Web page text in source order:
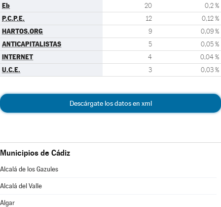
Eb 20 0,2 %
P.C.P.E. 12 0,12 %
HARTOS.ORG 9 0,09 %
ANTICAPITALISTAS 5 0,05 %
INTERNET 4 0,04 %
U.C.E. 3 0,03 %
Descárgate los datos en xml
Municipios de Cádiz
Alcalá de los Gazules
Alcalá del Valle
Algar